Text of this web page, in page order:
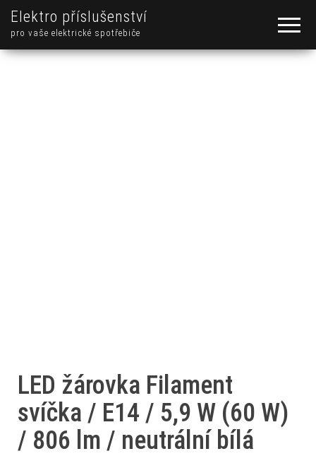
Elektro příslušenství
pro vaše elektrické spotřebiče
LED žárovka Filament
svíčka / E14 / 5,9 W (60 W)
/ 806 lm / neutrální bílá